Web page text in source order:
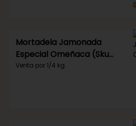
Mortadela Jamonada
Especial Omeñaca (Sku
160)
Venta por 1/4 kg.